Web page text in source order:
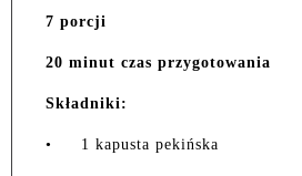
7 porcji
20 minut czas przygotowania
Składniki:
• 1 kapusta pekińska